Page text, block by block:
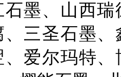
墨、山西
三圣石墨
、爱尔玛特